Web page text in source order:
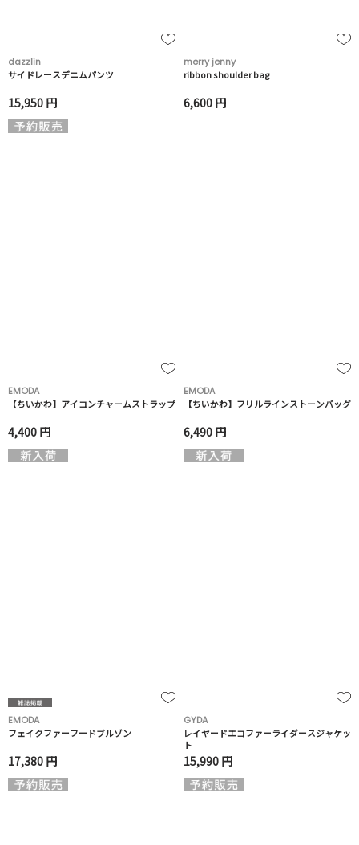
dazzlin
サイドレースデニムパンツ
15,950 円
merry jenny
ribbon shoulder bag
6,600 円
EMODA
【ちいかわ】アイコンチャームストラップ
4,400 円
EMODA
【ちいかわ】フリルラインストーンバッグ
6,490 円
EMODA
フェイクファーフードブルゾン
17,380 円
GYDA
レイヤードエコファーライダースジャケッ
ト
15,990 円